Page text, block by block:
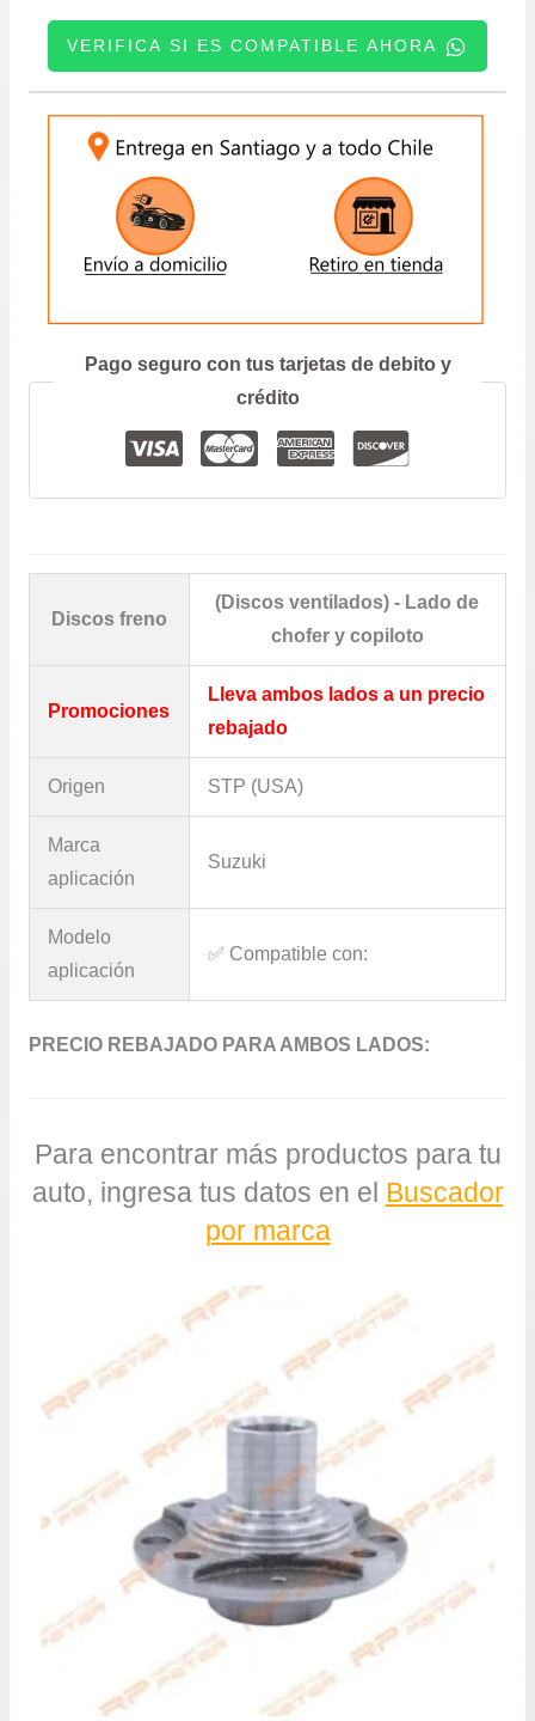
original
era:
$54.900.
actual
es:
VERIFICA SI ES COMPATIBLE AHORA
Pago seguro con tus tarjetas de debito y
crédito
Discos freno
(Discos ventilados) - Lado de
chofer y copiloto
Promociones
Lleva ambos lados a un precio
rebajado
Origen STP (USA)
Marca
aplicación
Suzuki
Modelo
aplicación
✅​ Compatible con:
PRECIO REBAJADO PARA AMBOS LADOS:
Para encontrar más productos para tu
auto, ingresa tus datos en el Buscador
por marca